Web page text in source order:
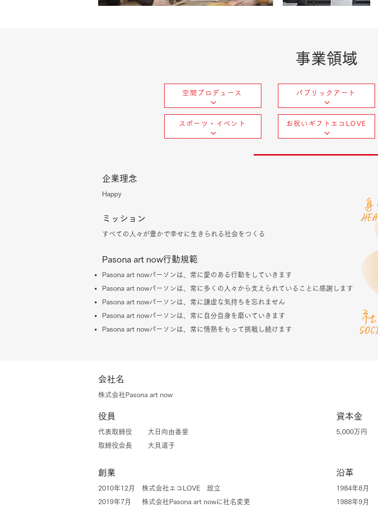
事業領域
空間プロデュース
スポーツ・イベント
パブリックアート
お祝いギフトエコLOVE
​企業理念
Happy
ミッション
すべての人々が豊かで幸せに生きられる社会をつくる
Pasona art now行動規範
Pasona art nowパーソンは、常に愛のある行動をしていきます
Pasona art nowパーソンは、常に多くの人々から支えられていることに感謝します
Pasona art nowパーソンは、常に謙虚な気持ちを忘れません
Pasona art nowパーソンは、常に自分自身を磨いていきます
Pasona art nowパーソンは、常に情熱をもって挑戦し続けます
会社名
株式会社Pasona art now
​役員
代表取締役 大日向由香里
取締役会長 大貝道子
資本金
5,000万円
創業
2010年12月 株式会社エコLOVE 設立
2019​年7月 株式会社Pasona art nowに社名変更
​沿革
1984年8月
​1988年9月